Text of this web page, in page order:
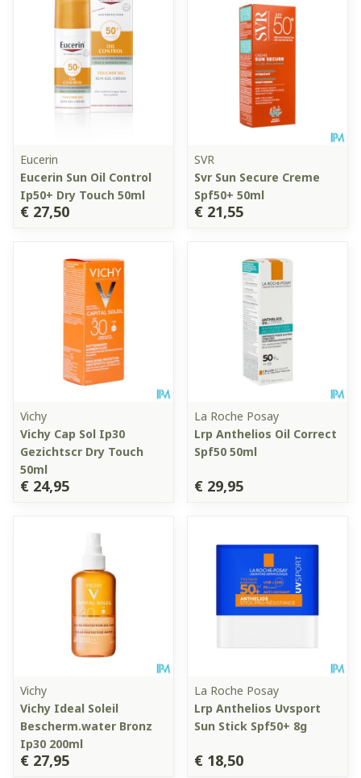
Eucerin
Eucerin Sun Oil Control
Ip50+ Dry Touch 50ml
€ 27,50
SVR
Svr Sun Secure Creme
Spf50+ 50ml
€ 21,55
Vichy
Vichy Cap Sol Ip30
Gezichtscr Dry Touch
50ml
€ 24,95
La Roche Posay
Lrp Anthelios Oil Correct
Spf50 50ml
€ 29,95
Vichy
Vichy Ideal Soleil
Bescherm.water Bronz
Ip30 200ml
€ 27,95
La Roche Posay
Lrp Anthelios Uvsport
Sun Stick Spf50+ 8g
€ 18,50